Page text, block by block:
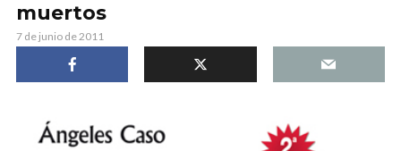
muertos
7 de junio de 2011